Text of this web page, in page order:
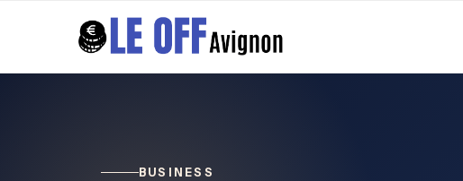
BUSINESS